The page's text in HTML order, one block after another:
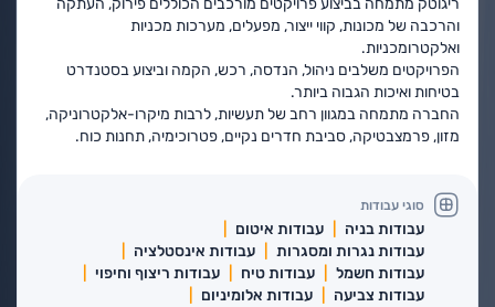
ריגוטק מתמחה בביצוע פרויקטים מורכבים הכוללים פירוק, העתקה
והרכבה של מכונות, קווי ייצור, מפעלים, מערכות מכניות
ואלקטרומכניות.
הפרויקטים משלבים ניהול, הנדסה, רכש, הקמה וביצוע בסטנדרט
בטיחות ואיכות הגבוה ביותר.
החברה מתמחה במגוון רחב של תעשיות, לרבות מיקרו-אלקטרוניקה,
מזון, פרמצבטיקה, סביבת חדרים נקיים, פטרוכימיה, תחנות כוח.
סוגי עבודות
עבודות בניה
עבודות איטום
עבודות נגרות ומסגרות
עבודות אינסטלציה
עבודות חשמל
עבודות טיח
עבודות ריצוף וחיפוי
עבודות צביעה
עבודות אלומיניום